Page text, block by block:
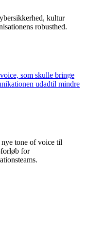
kultur
robusthed.
tone of voice til
for